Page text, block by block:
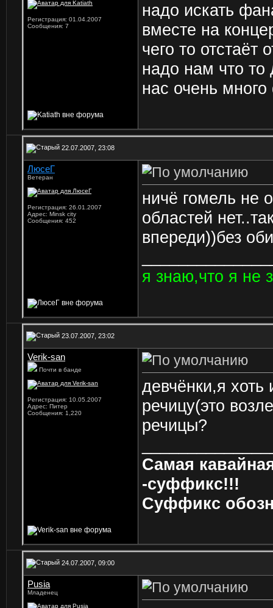
Регистрация: 01.04.2007
Сообщения: 7
надо искать
вместе на
чего то отстаёт
надо нам что то
нас очень
22.07.2007, 23:08
ЛюсеГ
Ветеран
Регистрация: 26.01.2007
Адрес: Minsk city
Сообщения: 452
ничё гомель не
областей
впереди))без
я знаю,что я не
23.07.2007, 23:02
Verik-san
Почти в банде
Регистрация: 10.05.2007
Адрес: Питер
Сообщения: 1,220
девчёнки,я
речицу(это
речицы?
Самая
-суффикс!!!
Суффикс
24.07.2007, 09:00
Pusia
Младенец